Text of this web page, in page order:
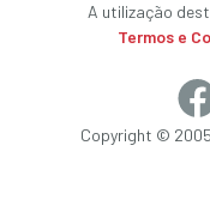
A utilização
Termos e
Copyright ©